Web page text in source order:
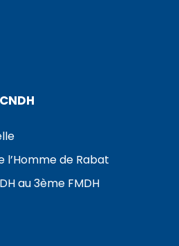
de Rabat
au 3ème FMDH